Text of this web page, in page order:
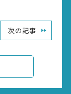
次の記事